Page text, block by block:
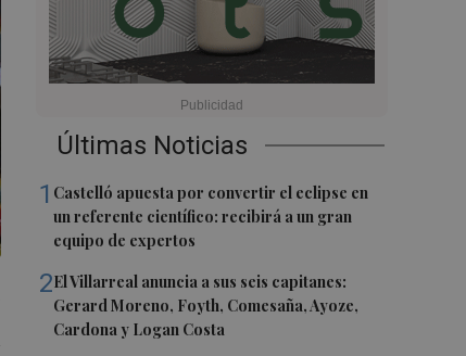
Últimas Noticias
1 Castelló apuesta por convertir el eclipse en
un referente científico: recibirá a un gran
equipo de expertos
2El Villarreal anuncia a sus seis capitanes:
Gerard Moreno, Foyth, Comesaña, Ayoze,
Cardona y Logan Costa